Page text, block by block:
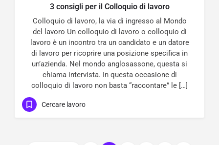
3 consigli per il Colloquio di lavoro
Colloquio di lavoro, la via di ingresso al Mondo
del lavoro Un colloquio di lavoro o colloquio di
lavoro è un incontro tra un candidato e un datore
di lavoro per ricoprire una posizione specifica in
un’azienda. Nel mondo anglosassone, questa si
chiama intervista. In questa occasione di
colloquio di lavoro non basta “raccontare” le […]
Cercare lavoro